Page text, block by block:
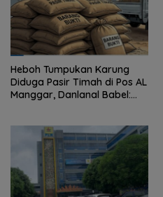
Heboh Tumpukan Karung
Diduga Pasir Timah di Pos AL
Manggar, Danlanal Babel: